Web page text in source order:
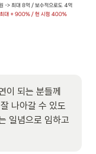
이 되는 분들께
나아갈 수 있도
일념으로 임하고